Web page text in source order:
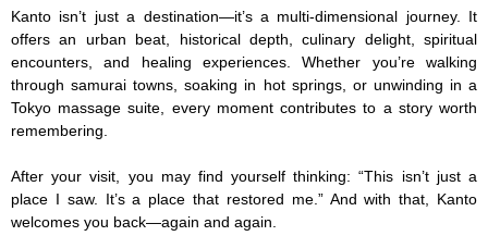
Kanto isn’t just a destination—it’s a multi-dimensional journey. It
offers an urban beat, historical depth, culinary delight, spiritual
encounters, and healing experiences. Whether you’re walking
through samurai towns, soaking in hot springs, or unwinding in a
Tokyo massage suite, every moment contributes to a story worth
remembering.
After your visit, you may find yourself thinking: “This isn’t just a
place I saw. It’s a place that restored me.” And with that, Kanto
welcomes you back—again and again.